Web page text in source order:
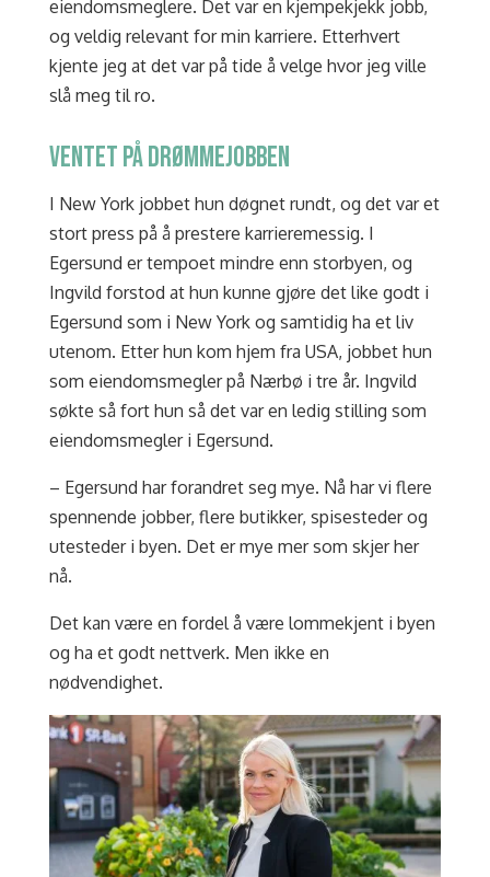
eiendomsmeglere. Det var en kjempekjekk jobb,
og veldig relevant for min karriere. Etterhvert
kjente jeg at det var på tide å velge hvor jeg ville
slå meg til ro.
VENTET PÅ DRØMMEJOBBEN
I New York jobbet hun døgnet rundt, og det var et
stort press på å prestere karrieremessig. I
Egersund er tempoet mindre enn storbyen, og
Ingvild forstod at hun kunne gjøre det like godt i
Egersund som i New York og samtidig ha et liv
utenom. Etter hun kom hjem fra USA, jobbet hun
som eiendomsmegler på Nærbø i tre år. Ingvild
søkte så fort hun så det var en ledig stilling som
eiendomsmegler i Egersund.
– Egersund har forandret seg mye. Nå har vi flere
spennende jobber, flere butikker, spisesteder og
utesteder i byen. Det er mye mer som skjer her
nå.
Det kan være en fordel å være lommekjent i byen
og ha et godt nettverk. Men ikke en
nødvendighet.